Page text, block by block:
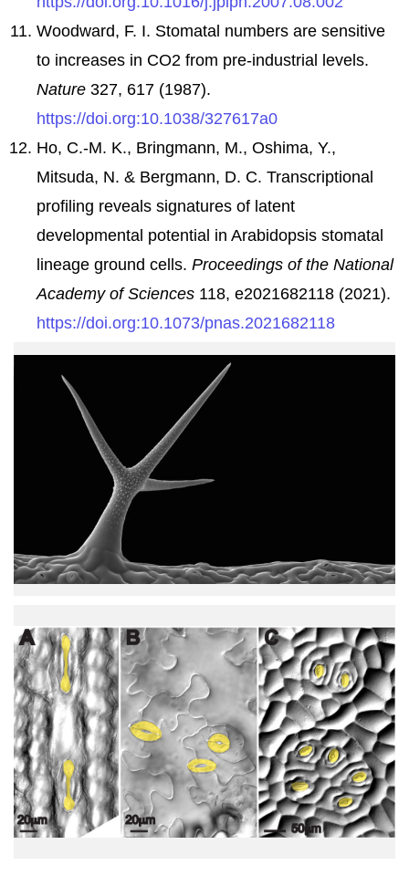
Woodward, F. I. Stomatal numbers are sensitive
to increases in CO2 from pre-industrial levels.
Nature 327, 617 (1987).
https://doi.org:10.1038/327617a0
Ho, C.-M. K., Bringmann, M., Oshima, Y.,
Mitsuda, N. & Bergmann, D. C. Transcriptional
profiling reveals signatures of latent
developmental potential in Arabidopsis stomatal
lineage ground cells. Proceedings of the National
Academy of Sciences 118, e2021682118 (2021).
https://doi.org:10.1073/pnas.2021682118
毛
狀
物
（trichome），
嘴
巴
狀
之
氣
孔
（stomata）
以
及
拼
圖
狀
二
氣
孔
表
型
因
物
種
而
異：
（A）
水
稻
中